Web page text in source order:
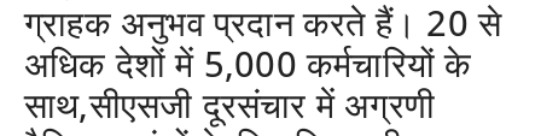
ग्राहक अनुभव प्रदान करते हैं। 20 से
अधिक देशों में 5,000 कर्मचारियों के
साथ,सीएसजी दूरसंचार में अग्रणी